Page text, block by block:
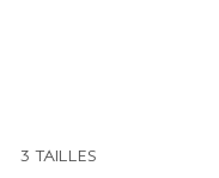
3 TAILLES